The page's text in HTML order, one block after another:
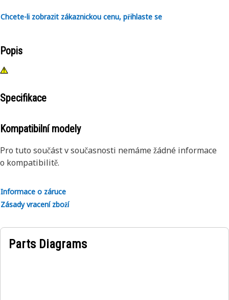
Chcete-li zobrazit zákaznickou cenu, přihlaste se
Popis
Specifikace
Kompatibilní modely
Pro tuto součást v současnosti nemáme žádné informace
o kompatibilitě.
Informace o záruce
Zásady vracení zboží
Parts Diagrams